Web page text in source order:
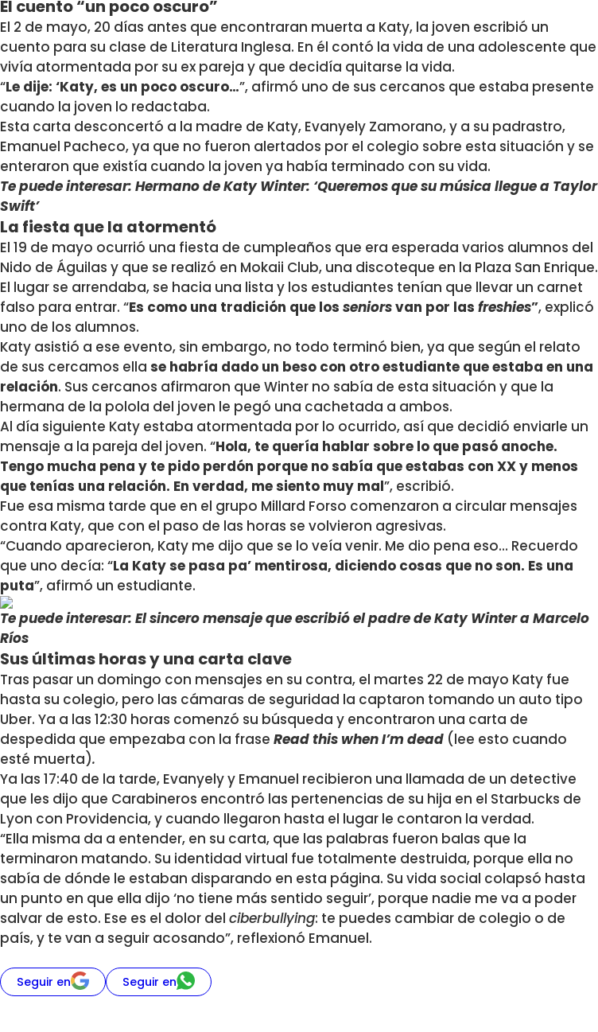
El cuento “un poco oscuro”
El 2 de mayo, 20 días antes que encontraran muerta a Katy, la joven escribió un
cuento para su clase de Literatura Inglesa. En él contó la vida de una adolescente que
vivía atormentada por su ex pareja y que decidía quitarse la vida.
“Le dije: ‘Katy, es un poco oscuro…”, afirmó uno de sus cercanos que estaba presente
cuando la joven lo redactaba.
Esta carta desconcertó a la madre de Katy, Evanyely Zamorano, y a su padrastro,
Emanuel Pacheco, ya que no fueron alertados por el colegio sobre esta situación y se
enteraron que existía cuando la joven ya había terminado con su vida.
Te puede interesar: Hermano de Katy Winter: ‘Queremos que su música llegue a Taylor
Swift’
La fiesta que la atormentó
El 19 de mayo ocurrió una fiesta de cumpleaños que era esperada varios alumnos del
Nido de Águilas y que se realizó en Mokaii Club, una discoteque en la Plaza San Enrique.
El lugar se arrendaba, se hacia una lista y los estudiantes tenían que llevar un carnet
falso para entrar. “Es como una tradición que los seniorsvan por las freshies”, explicó
uno de los alumnos.
Katy asistió a ese evento, sin embargo, no todo terminó bien, ya que según el relato
de sus cercamos ella se habría dado un beso con otro estudiante que estaba en una
relación. Sus cercanos afirmaron que Winter no sabía de esta situación y que la
hermana de la polola del joven le pegó una cachetada a ambos.
Al día siguiente Katy estaba atormentada por lo ocurrido, así que decidió enviarle un
mensaje a la pareja del joven. “Hola, te quería hablar sobre lo que pasó anoche.
Tengo mucha pena y te pido perdón porque no sabía que estabas con XX y menos
que tenías una relación. En verdad, me siento muy mal”, escribió.
Fue esa misma tarde que en el grupo Millard Forso comenzaron a circular mensajes
contra Katy, que con el paso de las horas se volvieron agresivas.
“Cuando aparecieron, Katy me dijo que se lo veía venir. Me dio pena eso… Recuerdo
que uno decía: “La Katy se pasa pa’ mentirosa, diciendo cosas que no son. Es una
puta”, afirmó un estudiante.
Te puede interesar: El sincero mensaje que escribió el padre de Katy Winter a Marcelo
Ríos
Sus últimas horas y una carta clave
Tras pasar un domingo con mensajes en su contra, el martes 22 de mayo Katy fue
hasta su colegio, pero las cámaras de seguridad la captaron tomando un auto tipo
Uber. Ya a las 12:30 horas comenzó su búsqueda y encontraron una carta de
despedida que empezaba con la frase Read this when I’m dead (lee esto cuando
esté muerta).
Ya las 17:40 de la tarde, Evanyely y Emanuel recibieron una llamada de un detective
que les dijo que Carabineros encontró las pertenencias de su hija en el Starbucks de
Lyon con Providencia, y cuando llegaron hasta el lugar le contaron la verdad.
“Ella misma da a entender, en su carta, que las palabras fueron balas que la
terminaron matando. Su identidad virtual fue totalmente destruida, porque ella no
sabía de dónde le estaban disparando en esta página. Su vida social colapsó hasta
un punto en que ella dijo ‘no tiene más sentido seguir’, porque nadie me va a poder
salvar de esto. Ese es el dolor del ciberbullying: te puedes cambiar de colegio o de
país, y te van a seguir acosando”, reflexionó Emanuel.
Seguir en Seguir en